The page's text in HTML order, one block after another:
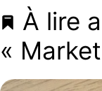
À lire
«